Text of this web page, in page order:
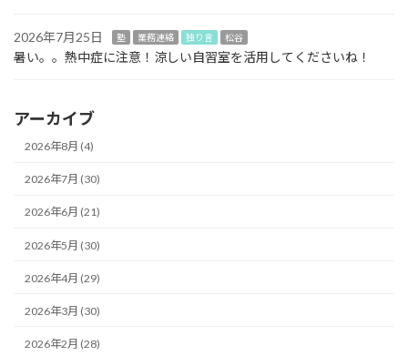
2026年7月25日 塾 業務連絡 独り言 松谷
暑い。。熱中症に注意！涼しい自習室を活用してくださいね！
アーカイブ
2026年8月 (4)
2026年7月 (30)
2026年6月 (21)
2026年5月 (30)
2026年4月 (29)
2026年3月 (30)
2026年2月 (28)